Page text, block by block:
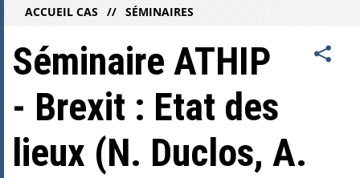
ACCUEIL CAS SÉMINAIRES
Séminaire ATHIP
- Brexit : Etat des
lieux (N. Duclos, A.